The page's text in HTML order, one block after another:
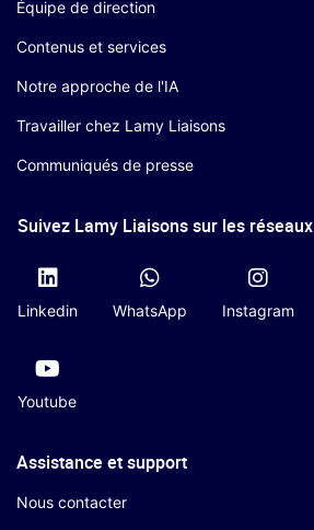
Équipe de direction
Contenus et services
Notre approche de l'IA
Travailler chez Lamy Liaisons
Communiqués de presse
Suivez Lamy Liaisons sur les réseaux
Linkedin WhatsApp Instagram
Youtube
Assistance et support
Nous contacter